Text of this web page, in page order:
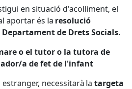
en situació d'acolliment, el
aportar és la resolució
de Drets Socials.
o el tutor o la tutora de
a de fet de l'infant
estranger, necessitarà la targeta